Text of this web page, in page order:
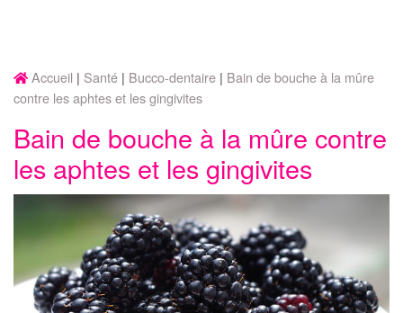
Accueil Santé Bucco-dentaire
Bain de bouche à la mûre
contre les aphtes et les gingivites
Bain de bouche à la mûre contre
les aphtes et les gingivites